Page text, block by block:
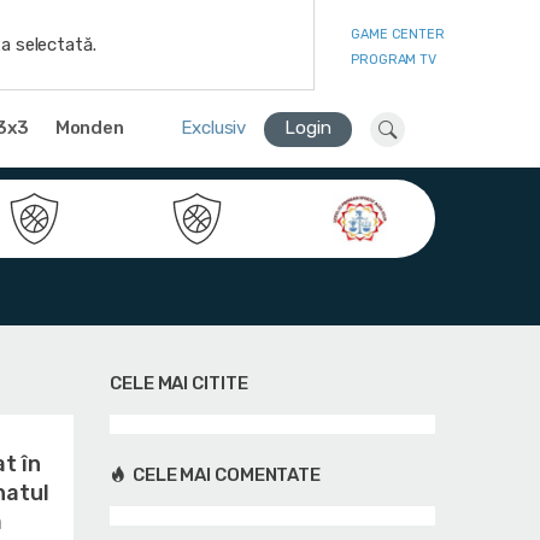
selectată.
GAME CENTER
PROGRAM TV
Monden Exclusiv Login
în
CELE MAI CITITE
CELE MAI COMENTATE